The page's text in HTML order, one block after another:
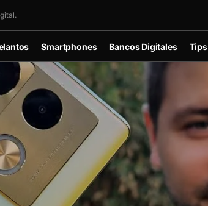
Smartphones Bancos Digitales Tips